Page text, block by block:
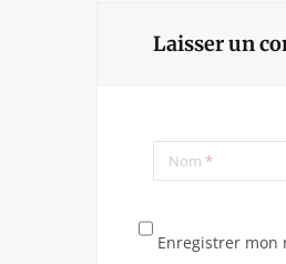
Laisser un
Nom *
Enregistrer mon